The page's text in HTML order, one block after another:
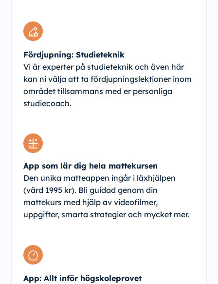
Fördjupning: Studieteknik
Vi är experter på studieteknik och även här
kan ni välja att ta fördjupningslektioner inom
området tillsammans med er personliga
studiecoach.
App som lär dig hela mattekursen
Den unika matteappen ingår i läxhjälpen
(värd 1995 kr). Bli guidad genom din
mattekurs med hjälp av videofilmer,
uppgifter, smarta strategier och mycket mer.
App: Allt inför högskoleprovet